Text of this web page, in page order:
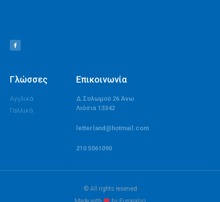
Γλώσσες
Αγγλικά
Γαλλικά
Επικοινωνία
Δ.Σολωμού 26 Άνω
Λιόσια 13342
letterland@hotmail.com
210 5061090
© All rights reserved